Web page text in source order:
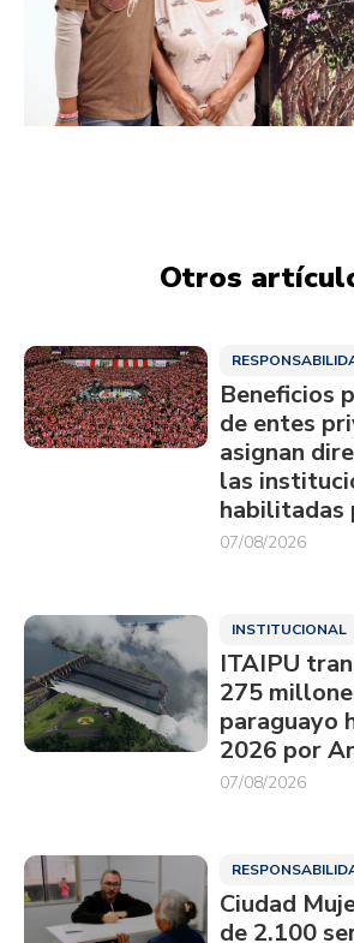
Otros
Beneficios
de entes
asignan
las
habilitadas
07/08/2026
INSTITUCIONAL
ITAIPU
275
paraguayo
2026 por
07/08/2026
Ciudad
de 2.100